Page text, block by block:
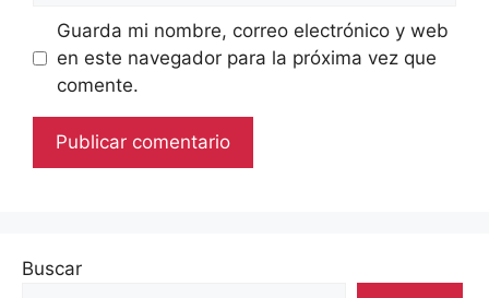
Guarda mi nombre, correo electrónico y web
en este navegador para la próxima vez que
comente.
Buscar